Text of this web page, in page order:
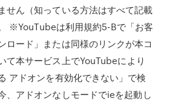
せん（知っている方法はすべて記載
※YouTubeは利用規約5-Bで「お客
ロード」または同様のリンクが本コ
て本サービス上でYouTubeにより
アドオンを有効化できない」で検
、アドオンなしモードでieを起動し